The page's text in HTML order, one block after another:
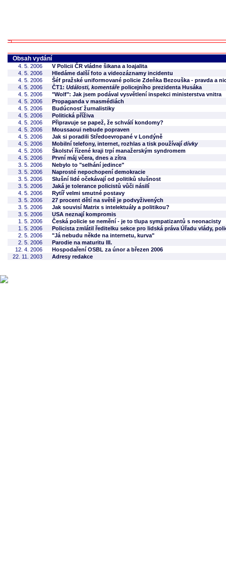
Obsah vydání
4. 5. 2006
V Policii ČR vládne šikana a loajalita
4. 5. 2006
Hledáme další foto a videozáznamy incidentu
4. 5. 2006
Šéf pražské uniformované policie Zdeňka Bezouška - pravda a
4. 5. 2006
ČT1: Události, komentáře policejního prezidenta Husáka
4. 5. 2006
"Wolf": Jak jsem podával vysvětlení inspekci ministerstva vnitra
4. 5. 2006
Propaganda v masmédiách
4. 5. 2006
Budúcnosť žurnalistiky
4. 5. 2006
Politická příživa
4. 5. 2006
Připravuje se papež, že schválí kondomy?
4. 5. 2006
Moussaoui nebude popraven
4. 5. 2006
Jak si poradili Středoevropané v Londýně
4. 5. 2006
Mobilní telefony, internet, rozhlas a tisk používají dívky
4. 5. 2006
Školství řízené kraji trpí manažerským syndromem
4. 5. 2006
První máj včera, dnes a zítra
3. 5. 2006
Nebylo to "selhání jedince"
3. 5. 2006
Naprosté nepochopení demokracie
3. 5. 2006
Slušní lidé očekávají od politiků slušnost
3. 5. 2006
Jaká je tolerance policistů vůči násilí
4. 5. 2006
Rytíř velmi smutné postavy
3. 5. 2006
27 procent dětí na světě je podvyživených
3. 5. 2006
Jak souvisí Matrix s intelektuály a politikou?
3. 5. 2006
USA neznají kompromis
1. 5. 2006
Česká policie se nemění - je to tlupa sympatizantů s neonacisty
1. 5. 2006
Policista zmlátil ředitelku sekce pro lidská práva Úřadu vlády,
2. 5. 2006
"Já nebudu někde na internetu, kurva"
2. 5. 2006
Parodie na maturitu III.
12. 4. 2006
Hospodaření OSBL za únor a březen 2006
22. 11. 2003
Adresy redakce